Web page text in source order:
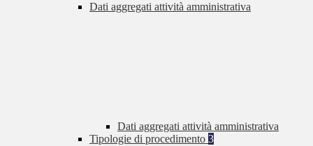
Dati aggregati attività amministrativa
Dati aggregati attività amministrativa
Tipologie di procedimento 3